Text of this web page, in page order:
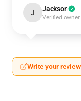
J Jackson
Verified owner
Write your review